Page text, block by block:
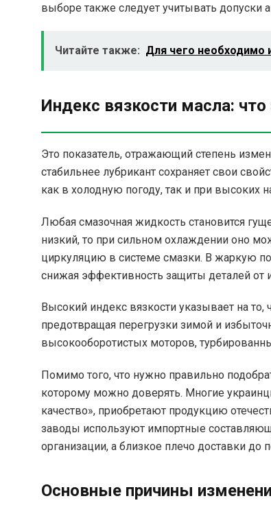
выборе также следует учитывать допуски
Читайте также: Для чего необходимо
Индекс вязкости масла:
Это показатель, отражающий степень
стабильнее лубрикант сохраняет свои
как в холодную погоду, так и при высоких
Любая смазочная жидкость становится
низкий, то при сильном охлаждении оно
циркуляцию в системе смазки. В жаркую
снижая эффективность защиты деталей от
Высокий индекс вязкости указывает на то,
предотвращая перегрузки зимой и
высокооборотистых моторов,
Помимо того, что нужно правильно
которому можно доверять. Многие
качество», приобретают продукцию
заводы используют импортные
организации, а близкое плечо доставки до
Основные причины